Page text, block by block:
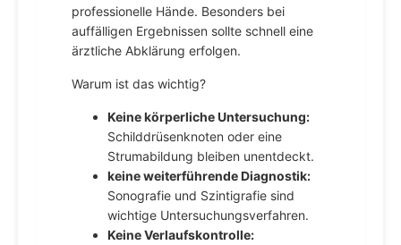
professionelle Hände. Besonders bei
auffälligen Ergebnissen sollte schnell eine
ärztliche Abklärung erfolgen.
Warum ist das wichtig?
Keine körperliche Untersuchung:
Schilddrüsenknoten oder eine
Strumabildung bleiben unentdeckt.
keine weiterführende Diagnostik:
Sonografie und Szintigrafie sind
wichtige Untersuchungsverfahren.
Keine Verlaufskontrolle: